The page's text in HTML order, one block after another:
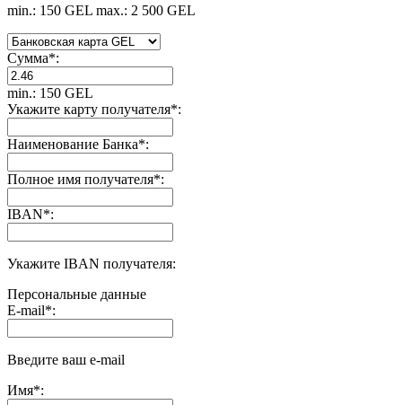
min.: 150 GEL max.: 2 500 GEL
Сумма*:
min.: 150 GEL
Укажите карту получателя*:
Наименование Банка*:
Полное имя получателя*:
IBAN*:
Укажите IBAN получателя:
Персональные данные
E-mail*:
Введите ваш e-mail
Имя*: